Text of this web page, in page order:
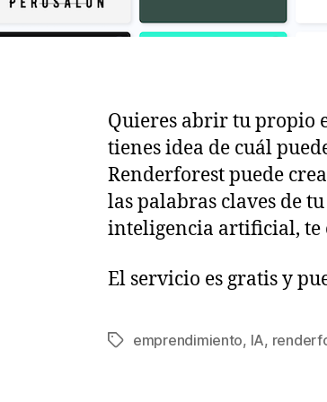
Quieres abrir tu propio
tienes idea de cuál
Renderforest puede
las palabras claves de
inteligencia artificial, te
El servicio es gratis y
Etiquetas
emprendimiento, IA,